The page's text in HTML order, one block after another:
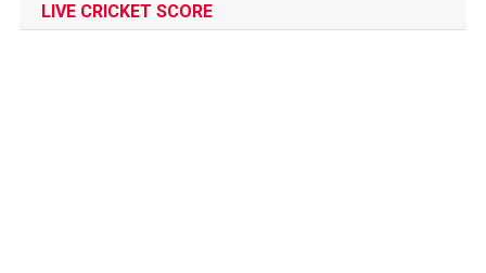
LIVE CRICKET SCORE